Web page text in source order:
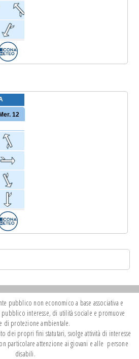
pubblico non economico a base associativa e
interesse, di utilità sociale e promuove
di protezione ambientale.
dei propri fini statutari, svolge attività di interesse
particolare attenzione ai giovani e alle persone
disabili.